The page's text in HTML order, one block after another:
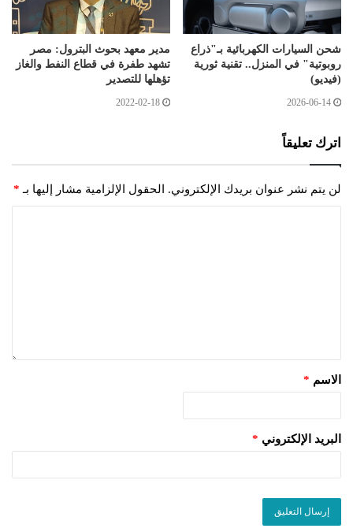
شحن السيارات الكهربائية بـ"ذراع
روبوتية" في المنزل.. تقنية ثورية
(فيديو)
2026-06-14
مدير معهد بحوث البترول: مصر
تشهد طفرة في قطاع النفط والغاز
تؤهلها للتصدير
2022-02-18
اترك تعليقاً
لن يتم نشر عنوان بريدك الإلكتروني. الحقول الإلزامية مشار إليها بـ *
الاسم *
البريد الإلكتروني *